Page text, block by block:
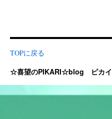
TOPに戻る
☆喜望のPIKARI☆blog ピカ